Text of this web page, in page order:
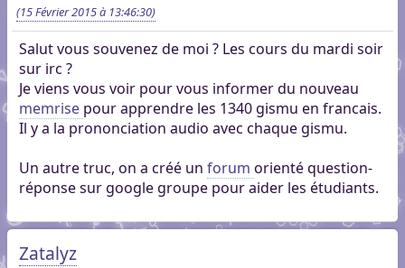
(15 Février 2015 à 13:46:30)
Salut vous souvenez de moi ? Les cours du mardi soir
sur irc ?
Je viens vous voir pour vous informer du nouveau
memrise pour apprendre les 1340 gismu en francais.
Il y a la prononciation audio avec chaque gismu.
Un autre truc, on a créé un forum orienté question-
réponse sur google groupe pour aider les étudiants.
Zatalyz